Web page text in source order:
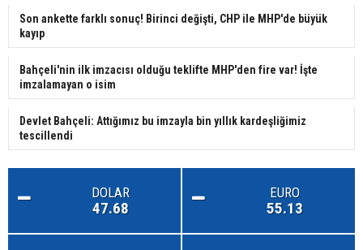
Son ankette farklı sonuç! Birinci değişti, CHP ile MHP'de büyük
kayıp
Bahçeli'nin ilk imzacısı olduğu teklifte MHP'den fire var! İşte
imzalamayan o isim
Devlet Bahçeli: Attığımız bu imzayla bin yıllık kardeşliğimiz
tescillendi
DOLAR
47.68
EURO
55.13